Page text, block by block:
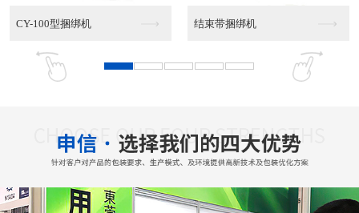
半自动PE捆绑机销售 半自动PE捆绑机代理